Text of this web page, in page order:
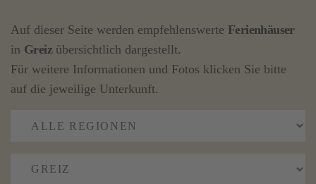
Auf dieser Seite werden empfehlenswerte Ferienhäuser
in Greizübersichtlich dargestellt.
Für weitere Informationen und Fotos klicken Sie bitte
auf die jeweilige Unterkunft.